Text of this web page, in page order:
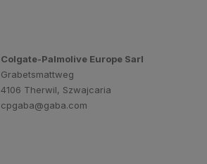
Colgate-Palmolive Europe Sarl
Grabetsmattweg
4106 Therwil, Szwajcaria
cpgaba@gaba.com